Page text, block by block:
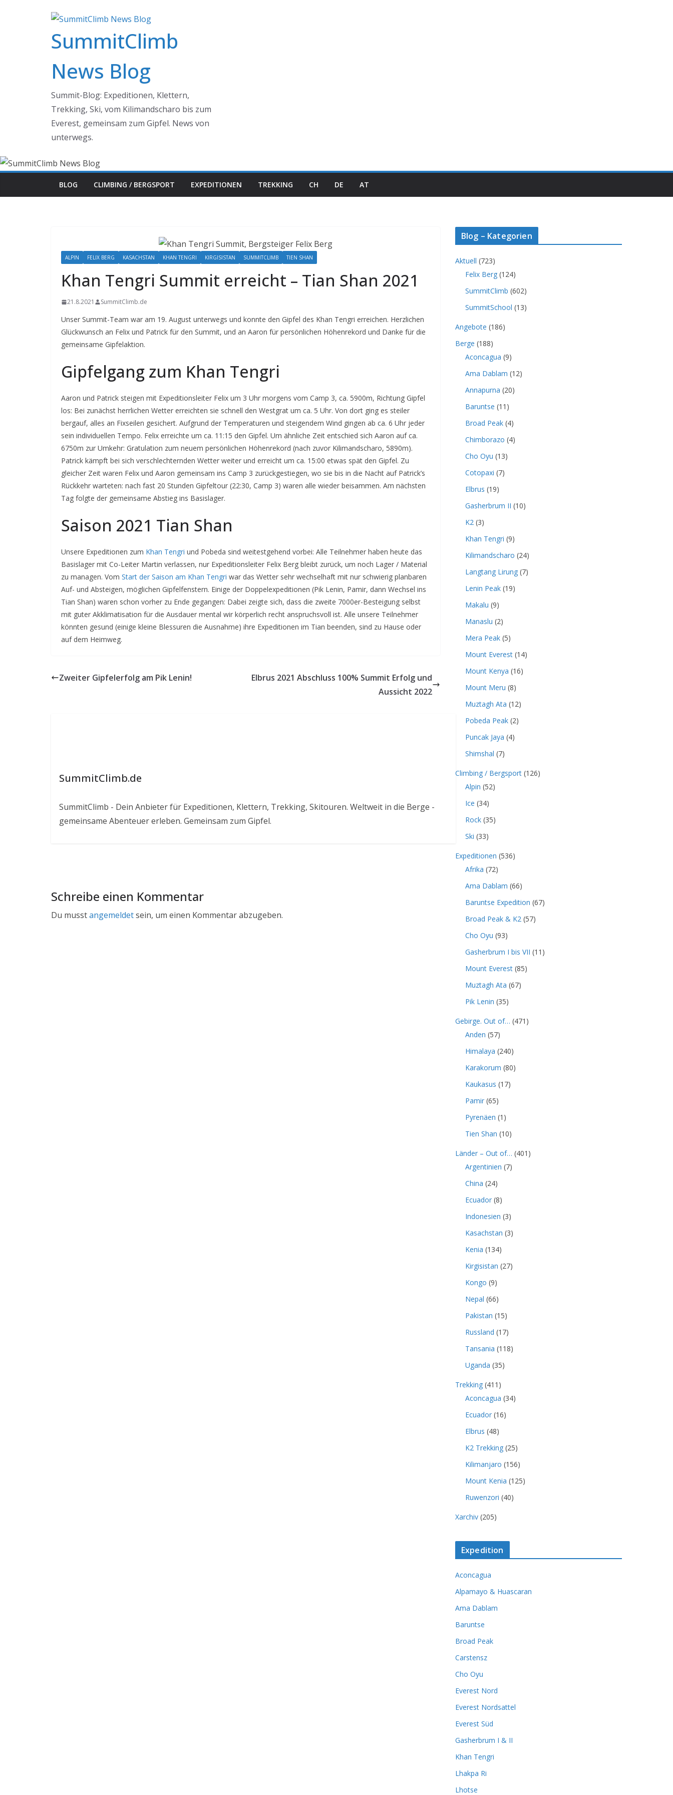
SummitClimb
News Blog
Summit-Blog: Expeditionen, Klettern,
Trekking, Ski, vom Kilimandscharo bis zum
Everest, gemeinsam zum Gipfel. News von
unterwegs.
BLOG CLIMBING / BERGSPORT EXPEDITIONEN TREKKING CH DE AT
ALPIN FELIX BERG KASACHSTAN KHAN TENGRI KIRGISISTAN SUMMITCLIMB TIEN SHAN
Khan Tengri Summit erreicht – Tian Shan 2021
21.8.2021 SummitClimb.de
Unser Summit-Team war am 19. August unterwegs und konnte den Gipfel des Khan Tengri erreichen. Herzlichen
Glückwunsch an Felix und Patrick für den Summit, und an Aaron für persönlichen Höhenrekord und Danke für die
gemeinsame Gipfelaktion.
Gipfelgang zum Khan Tengri
Aaron und Patrick steigen mit Expeditionsleiter Felix um 3 Uhr morgens vom Camp 3, ca. 5900m, Richtung Gipfel
los: Bei zunächst herrlichen Wetter erreichten sie schnell den Westgrat um ca. 5 Uhr. Von dort ging es steiler
bergauf, alles an Fixseilen gesichert. Aufgrund der Temperaturen und steigendem Wind gingen ab ca. 6 Uhr jeder
sein individuellen Tempo. Felix erreichte um ca. 11:15 den Gipfel. Um ähnliche Zeit entschied sich Aaron auf ca.
6750m zur Umkehr: Gratulation zum neuem persönlichen Höhenrekord (nach zuvor Kilimandscharo, 5890m).
Patrick kämpft bei sich verschlechternden Wetter weiter und erreicht um ca. 15:00 etwas spät den Gipfel. Zu
gleicher Zeit waren Felix und Aaron gemeinsam ins Camp 3 zurückgestiegen, wo sie bis in die Nacht auf Patrick’s
Rückkehr warteten: nach fast 20 Stunden Gipfeltour (22:30, Camp 3) waren alle wieder beisammen. Am nächsten
Tag folgte der gemeinsame Abstieg ins Basislager.
Saison 2021 Tian Shan
Unsere Expeditionen zum Khan Tengri und Pobeda sind weitestgehend vorbei: Alle Teilnehmer haben heute das
Basislager mit Co-Leiter Martin verlassen, nur Expeditionsleiter Felix Berg bleibt zurück, um noch Lager / Material
zu managen. Vom Start der Saison am Khan Tengri war das Wetter sehr wechselhaft mit nur schwierig planbaren
Auf- und Absteigen, möglichen Gipfelfenstern. Einige der Doppelexpeditionen (Pik Lenin, Pamir, dann Wechsel ins
Tian Shan) waren schon vorher zu Ende gegangen: Dabei zeigte sich, dass die zweite 7000er-Besteigung selbst
mit guter Akklimatisation für die Ausdauer mental wir körperlich recht anspruchsvoll ist. Alle unsere Teilnehmer
könnten gesund (einige kleine Blessuren die Ausnahme) ihre Expeditionen im Tian beenden, sind zu Hause oder
auf dem Heimweg.
Zweiter Gipfelerfolg am Pik Lenin!
Elbrus 2021 Abschluss 100% Summit Erfolg und
Aussicht 2022
SummitClimb.de
SummitClimb - Dein Anbieter für Expeditionen, Klettern, Trekking, Skitouren. Weltweit in die Berge -
gemeinsame Abenteuer erleben. Gemeinsam zum Gipfel.
Schreibe einen Kommentar
Du musstangemeldetsein, um einen Kommentar abzugeben.
Blog – Kategorien
Aktuell (723)
Felix Berg (124)
SummitClimb (602)
SummitSchool (13)
Angebote (186)
Berge (188)
Aconcagua (9)
Ama Dablam (12)
Annapurna (20)
Baruntse (11)
Broad Peak (4)
Chimborazo (4)
Cho Oyu (13)
Cotopaxi (7)
Elbrus (19)
Gasherbrum II (10)
K2 (3)
Khan Tengri (9)
Kilimandscharo (24)
Langtang Lirung (7)
Lenin Peak (19)
Makalu (9)
Manaslu (2)
Mera Peak (5)
Mount Everest (14)
Mount Kenya (16)
Mount Meru (8)
Muztagh Ata (12)
Pobeda Peak (2)
Puncak Jaya (4)
Shimshal (7)
Climbing / Bergsport (126)
Alpin (52)
Ice (34)
Rock (35)
Ski (33)
Expeditionen (536)
Afrika (72)
Ama Dablam (66)
Baruntse Expedition (67)
Broad Peak & K2 (57)
Cho Oyu (93)
Gasherbrum I bis VII (11)
Mount Everest (85)
Muztagh Ata (67)
Pik Lenin (35)
Gebirge. Out of… (471)
Anden (57)
Himalaya (240)
Karakorum (80)
Kaukasus (17)
Pamir (65)
Pyrenäen (1)
Tien Shan (10)
Länder – Out of… (401)
Argentinien (7)
China (24)
Ecuador (8)
Indonesien (3)
Kasachstan (3)
Kenia (134)
Kirgisistan (27)
Kongo (9)
Nepal (66)
Pakistan (15)
Russland (17)
Tansania (118)
Uganda (35)
Trekking (411)
Aconcagua (34)
Ecuador (16)
Elbrus (48)
K2 Trekking (25)
Kilimanjaro (156)
Mount Kenia (125)
Ruwenzori (40)
Xarchiv (205)
Expedition
Aconcagua
Alpamayo & Huascaran
Ama Dablam
Baruntse
Broad Peak
Carstensz
Cho Oyu
Everest Nord
Everest Nordsattel
Everest Süd
Gasherbrum I & II
Khan Tengri
Lhakpa Ri
Lhotse